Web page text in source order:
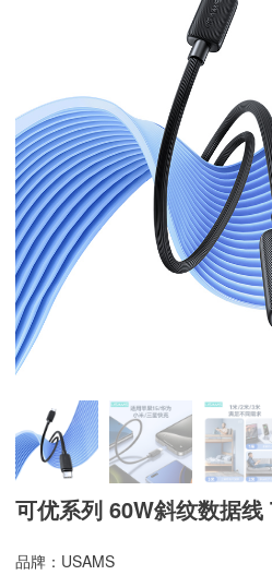
可优系列 60W斜纹数据
品牌：USAMS